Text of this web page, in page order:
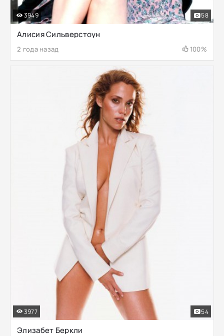
Алисия Сильверстоун
2 года назад 100%
3949 58
Элизабет Беркли
3977 54